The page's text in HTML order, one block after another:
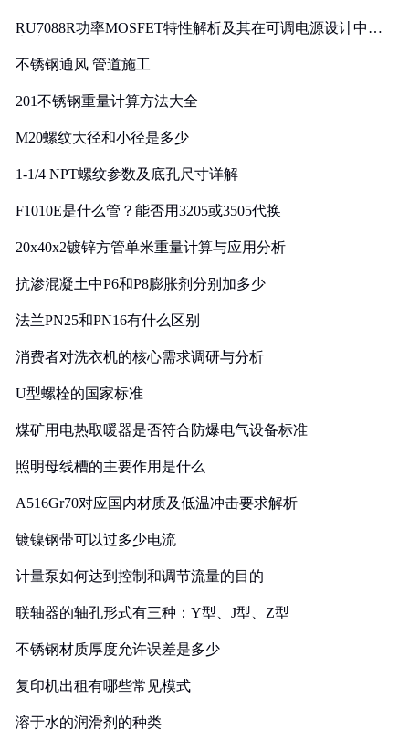
RU7088R功率MOSFET特性解析及其在可调电源设计中的
不锈钢通风 管道施工
201不锈钢重量计算方法大全
M20螺纹大径和小径是多少
1-1/4 NPT螺纹参数及底孔尺寸详解
F1010E是什么管？能否用3205或3505代换
20x40x2镀锌方管单米重量计算与应用分析
抗渗混凝土中P6和P8膨胀剂分别加多少
法兰PN25和PN16有什么区别
消费者对洗衣机的核心需求调研与分析
U型螺栓的国家标准
煤矿用电热取暖器是否符合防爆电气设备标准
照明母线槽的主要作用是什么
A516Gr70对应国内材质及低温冲击要求解析
镀镍钢带可以过多少电流
计量泵如何达到控制和调节流量的目的
联轴器的轴孔形式有三种：Y型、J型、Z型
不锈钢材质厚度允许误差是多少
复印机出租有哪些常见模式
溶于水的润滑剂的种类